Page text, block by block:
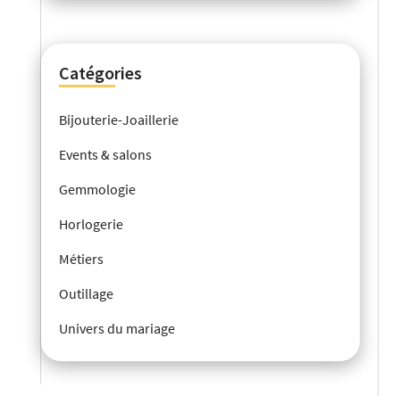
Catégories
Bijouterie-Joaillerie
Events & salons
Gemmologie
Horlogerie
Métiers
Outillage
Univers du mariage